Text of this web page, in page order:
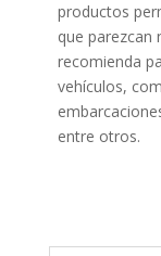
productos
que parezcan
recomienda
vehículos,
entre otros.